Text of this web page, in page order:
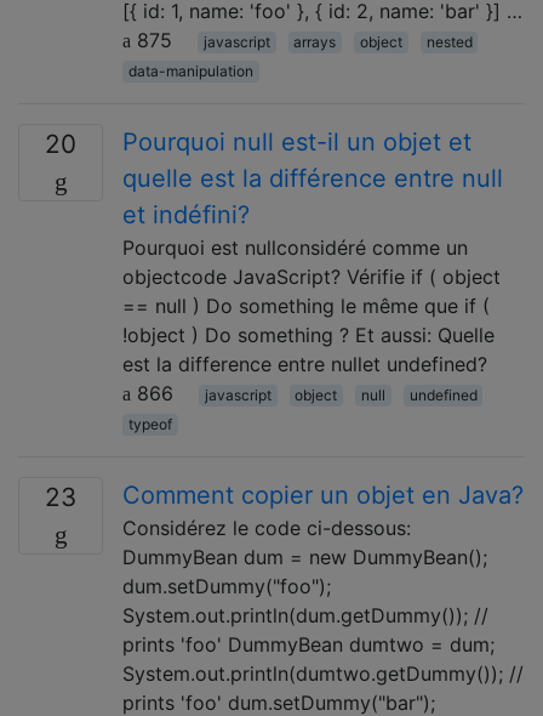
[{ id: 1, name: 'foo' }, { id: 2, name: 'bar' }] …
875
javascript arrays object
nested
data-manipulation
20
Pourquoi null est-il un objet et
quelle est la différence entre null
et indéfini?
Pourquoi est nullconsidéré comme un
objectcode JavaScript? Vérifie if ( object
== null ) Do something le même que if (
!object ) Do something ? Et aussi: Quelle
est la difference entre nullet undefined?
866
javascript object null
undefined
typeof
23 Comment copier un objet en Java?
Considérez le code ci-dessous:
DummyBean dum = new DummyBean();
dum.setDummy("foo");
System.out.println(dum.getDummy()); //
prints 'foo' DummyBean dumtwo = dum;
System.out.println(dumtwo.getDummy()); //
prints 'foo' dum.setDummy("bar");